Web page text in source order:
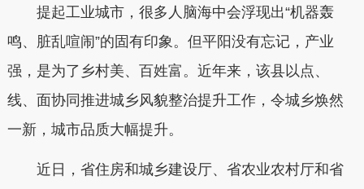
提起工业城市，很多人脑海中会浮现出“机器轰
鸣、脏乱喧闹”的固有印象。但平阳没有忘记，产业
强，是为了乡村美、百姓富。近年来，该县以点、
线、面协同推进城乡风貌整治提升工作，令城乡焕然
一新，城市品质大幅提升。
近日，省住房和城乡建设厅、省农业农村厅和省